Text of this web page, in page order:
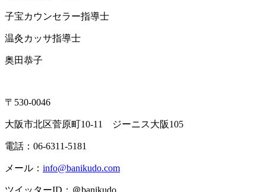
子宝カウンセラー指導士
温灸カッサ指導士
奥田恭子
〒530-0046
大阪市北区菅原町10-11 ジーニス大阪105
電話：06-6311-5181
メール： info@banikudo.com
ツイッターID：＠banikudo